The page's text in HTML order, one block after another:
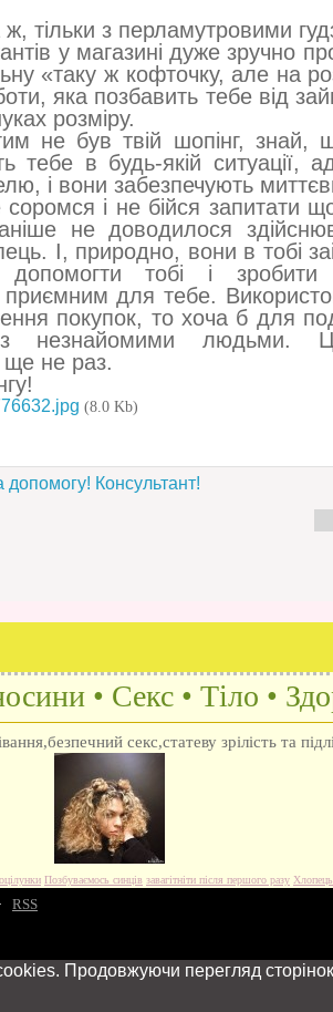
тільки з перламутровими
у магазині дуже зручно
«таку ж кофточку, але на
яка позбавить тебе від
розміру.
не був твій шопінг, знай,
тебе в будь-якій ситуації,
і вони забезпечують
і не бійся запитати
не доводилося
І, природно, вони в тобі
допомогти тобі і
приємним для тебе.
покупок, то хоча б для
з незнайомими людьми.
ще не раз.
(8.0 Kb)
допомогу! Консультант!
• Секс • Тіло •
секс,статеву зрілість та
Позбуваємось синців завагітніти після першого разу
· RSS
Продовжуючи перегляд